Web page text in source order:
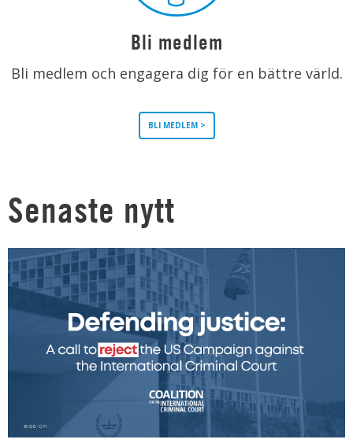
Bli medlem
Bli medlem och engagera dig för en bättre värld.
BLI MEDLEM >
Senaste nytt